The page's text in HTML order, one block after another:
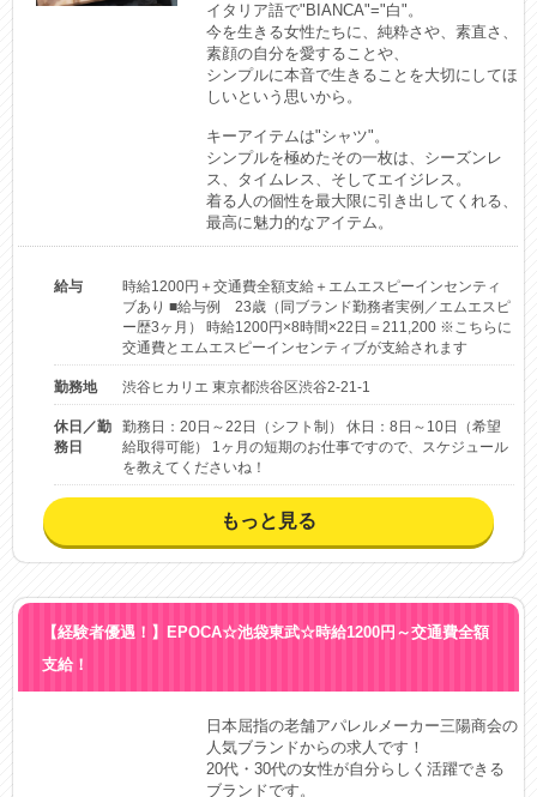
イタリア語で"BIANCA"="白"。
今を生きる女性たちに、純粋さや、素直さ、
素顔の自分を愛することや、
シンプルに本音で生きることを大切にしてほ
しいという思いから。
キーアイテムは"シャツ"。
シンプルを極めたその一枚は、シーズンレ
ス、タイムレス、そしてエイジレス。
着る人の個性を最大限に引き出してくれる、
最高に魅力的なアイテム。
給与
時給1200円＋交通費全額支給＋エムエスピーインセンティ
ブあり ■給与例 23歳（同ブランド勤務者実例／エムエスピ
ー歴3ヶ月） 時給1200円×8時間×22日＝211,200 ※こちらに
交通費とエムエスピーインセンティブが支給されます
勤務地 渋谷ヒカリエ 東京都渋谷区渋谷2-21-1
休日／勤
務日
勤務日：20日～22日（シフト制） 休日：8日～10日（希望
給取得可能） 1ヶ月の短期のお仕事ですので、スケジュール
を教えてくださいね！
もっと見る
【経験者優遇！】EPOCA☆池袋東武☆時給1200円～交通費全額
支給！
日本屈指の老舗アパレルメーカー三陽商会の
人気ブランドからの求人です！
20代・30代の女性が自分らしく活躍できる
ブランドです。